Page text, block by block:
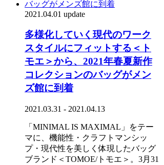
2021.04.01 update
多様化していく現代のワーク
スタイルにフィットする＜ト
モエ＞から、2021年春夏新作
コレクションのバッグがメン
ズ館に到着
2021.03.31 - 2021.04.13
「MINIMAL IS MAXIMAL」をテー
マに、機能性・クラフトマンシッ
プ・現代性を美しく体現したバッグ
ブランド＜TOMOE/トモエ＞。3月31